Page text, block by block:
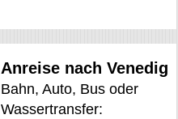
Anreise nach Venedig
Bahn, Auto, Bus oder
Wassertransfer: